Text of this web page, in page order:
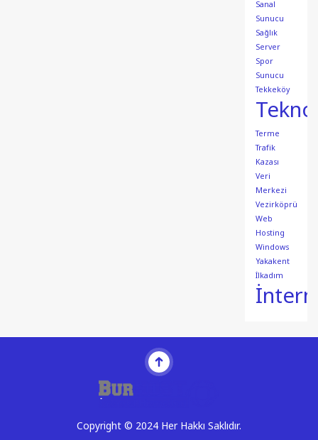
Sanal
Sunucu
Sağlık
Server
Spor
Sunucu
Tekkeköy
Terme
Trafik
Kazası
Veri
Merkezi
Vezirköprü
Web
Hosting
Windows
Yakakent
İlkadım
Copyright © 2024 Her Hakkı Saklıdır.